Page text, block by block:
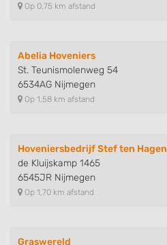
Op 0,75 km afstand
Abelia Hoveniers
St. Teunismolenweg 54
6534AG Nijmegen
Op 1,58 km afstand
Hoveniersbedrijf Stef ten Hagen
de Kluijskamp 1465
6545JR Nijmegen
Op 1,70 km afstand
Graswereld